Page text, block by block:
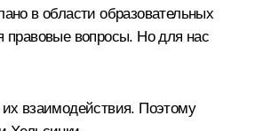
в области образовательных
правовые вопросы. Но для нас
взаимодействия. Поэтому